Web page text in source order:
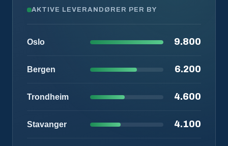
AKTIVE LEVERANDØRER PER BY
Oslo 9.800
Bergen 6.200
Trondheim 4.600
Stavanger 4.100